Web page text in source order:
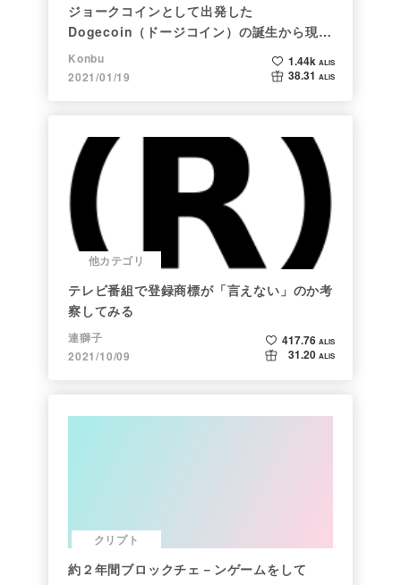
ジョークコインとして出発した
Dogecoin（ドージコイン）の誕生から現在
まで。注目される非証券性🐶
Konbu
2021/01/19
1.44k ALIS
38.31 ALIS
他カテゴリ
テレビ番組で登録商標が「言えない」のか考
察してみる
連獅子
2021/10/09
417.76 ALIS
31.20 ALIS
クリプト
約２年間ブロックチェ－ンゲームをして